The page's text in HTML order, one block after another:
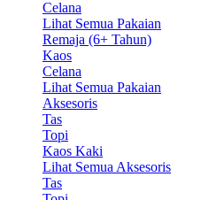
Celana
Lihat Semua Pakaian
Remaja (6+ Tahun)
Kaos
Celana
Lihat Semua Pakaian
Aksesoris
Tas
Topi
Kaos Kaki
Lihat Semua Aksesoris
Tas